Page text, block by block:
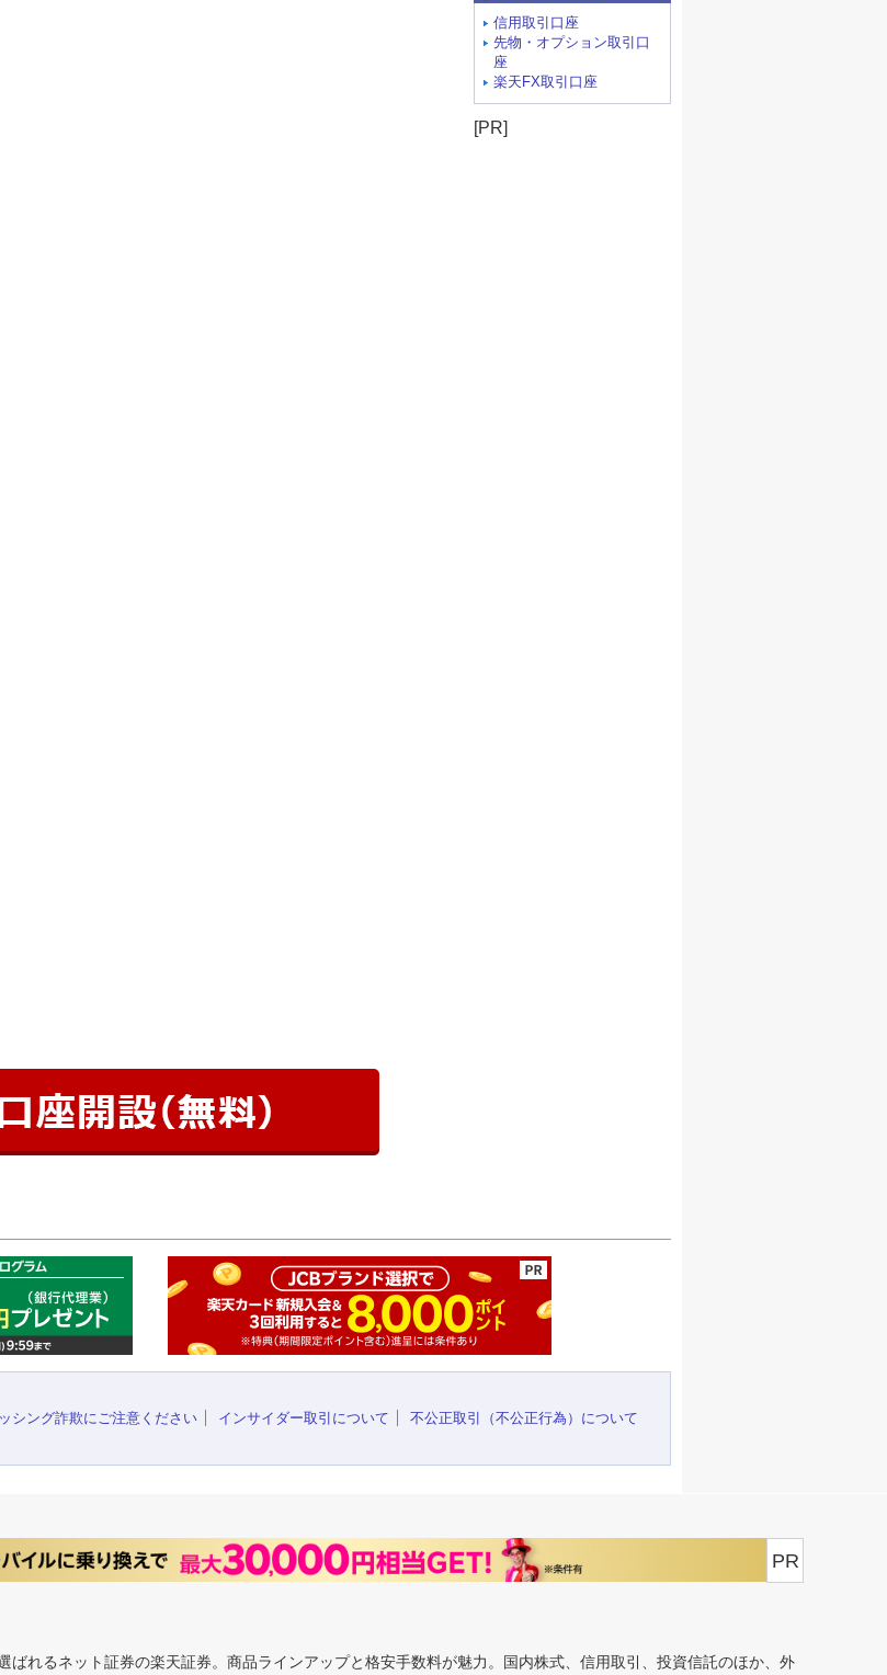
信用取引口座
先物・オプション取引口
座
楽天FX取引口座
[PR]
シング詐欺にご注意ください インサイダー取引について
不公正取引（不公正行為）について
PR
れるネット証券の楽天証券。商品ラインアップと格安手数料が魅力。国内株式、信用取引、投資信託のほか、外